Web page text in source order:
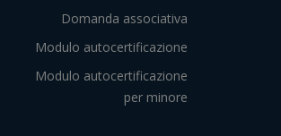
Domanda associativa
Modulo autocertificazione
Modulo autocertificazione
per minore